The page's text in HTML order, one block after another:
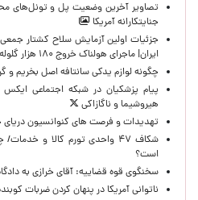
تصاویر آخرین وضعیت پل و تونل‌های
جنایتکارانه آمریکا
جزئیات اولین آزمایش سلاح کشتار
ایران| ماجرای هولناک خروج ۱۸۰ هزار گلوله ساچمه ای با حرارت بالا در لامرد
چگونه لوازم یدکی سانتافه اصل بخریم و
پیام پزشکیان در شبکه اجتماعی ایکس
هیروشیما و ناگازاکی
تهدیدات و فرصت های کنوانسیون دریای
شکاف ۴۷ واحدی تورم کالا و
است؟
سخنگوی قوه قضاییه: آقای خرازی به
ناتوانی آمریکا در پنهان کردن ضربات